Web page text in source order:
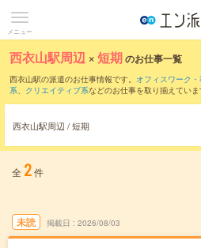
メニュー
西衣山駅周辺 ×短期のお仕事一覧
西衣山駅の派遣のお仕事情報です。 オフィスワーク
系、 クリエイティブ系などのお仕事を取り揃えていま
西衣山駅周辺 / 短期
全 2件
未読 掲載日 2026/08/03